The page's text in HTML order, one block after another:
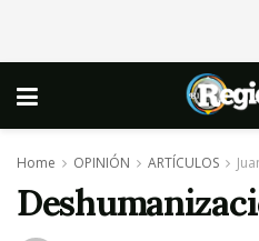
Home OPINIÓN ARTÍCULOS